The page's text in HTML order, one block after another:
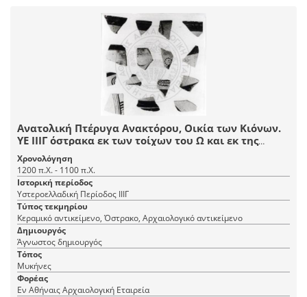
Ανατολική Πτέρυγα Ανακτόρου, Οικία των Κιόνων.
ΥΕ ΙΙΙΓ όστρακα εκ των τοίχων του Ω και εκ της
βάσεως του Ν. Όλα έχουν μελαμβαφήν εσωτερικήν
επιφάνειαν.
Χρονολόγηση
1200 π.Χ. - 1100 π.Χ.
Ιστορική περίοδος
Υστεροελλαδική Περίοδος ΙΙΙΓ
Τύπος τεκμηρίου
Κεραμικό αντικείμενο, Όστρακο, Αρχαιολογικό αντικείμενο
Δημιουργός
Άγνωστος δημιουργός
Τόπος
Μυκήνες
Φορέας
Εν Αθήναις Αρχαιολογική Εταιρεία